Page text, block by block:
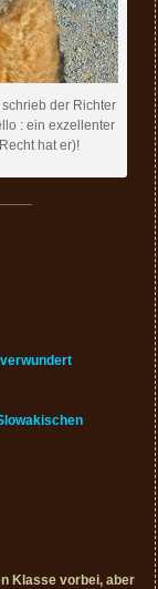
der Richter
: ein exzellenter
hat er)!
Klasse vorbei, aber